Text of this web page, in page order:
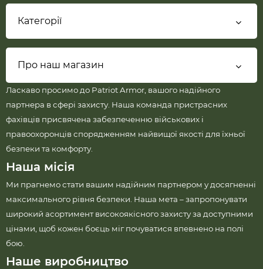
Категорії
Про наш магазин
Ласкаво просимо до Patriot Armor, вашого надійного
партнера в сфері захисту. Наша команда пристрасних
фахівців присвячена забезпеченню військових і
правоохоронців спорядженням найвищої якості для їхньої
безпеки та комфорту.
Наша місія
Ми прагнемо стати вашим надійним партнером у досягненні
максимального рівня безпеки. Наша мета – запропонувати
широкий асортимент високоякісного захисту за доступними
цінами, щоб кожен боєць міг почуватися впевнено на полі
бою.
Наше виробництво